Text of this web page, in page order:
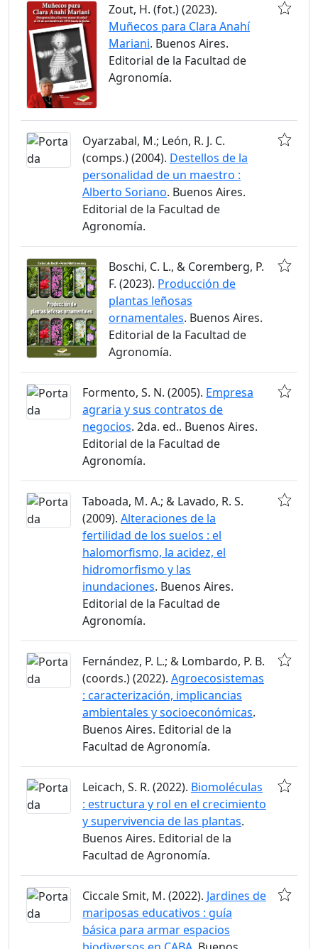
Zout, H. (fot.) (2023).
Muñecos para Clara Anahí
Mariani. Buenos Aires.
Editorial de la Facultad de
Agronomía.
Oyarzabal, M.; León, R. J. C.
(comps.) (2004). Destellos de la
personalidad de un maestro :
Alberto Soriano. Buenos Aires.
Editorial de la Facultad de
Agronomía.
Boschi, C. L., & Coremberg, P.
F. (2023). Producción de
plantas leñosas
ornamentales. Buenos Aires.
Editorial de la Facultad de
Agronomía.
Formento, S. N. (2005). Empresa
agraria y sus contratos de
negocios. 2da. ed.. Buenos Aires.
Editorial de la Facultad de
Agronomía.
Taboada, M. A.; & Lavado, R. S.
(2009). Alteraciones de la
fertilidad de los suelos : el
halomorfismo, la acidez, el
hidromorfismo y las
inundaciones. Buenos Aires.
Editorial de la Facultad de
Agronomía.
Fernández, P. L.; & Lombardo, P. B.
(coords.) (2022). Agroecosistemas
: caracterización, implicancias
ambientales y socioeconómicas.
Buenos Aires. Editorial de la
Facultad de Agronomía.
Leicach, S. R. (2022). Biomoléculas
: estructura y rol en el crecimiento
y supervivencia de las plantas.
Buenos Aires. Editorial de la
Facultad de Agronomía.
Ciccale Smit, M. (2022). Jardines de
mariposas educativos : guía
básica para armar espacios